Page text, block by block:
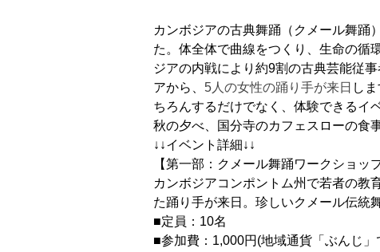
カンボジアの古典舞踊（クメール舞踊
た。体全体で曲線をつくり、生命の循
ジアの内戦により約9割の古典芸能従
アから、 5人の女性の踊り手が来日 し
ちろんするだけでなく、体験できるイ
秋の夕べ、国分寺のカフェスローの食
↓↓イベント詳細↓↓
【第一部：クメール舞踊ワークショ
カンボジアコンポントム州で若者の教
た踊り手が来日。珍しいクメール伝統
■定員：10名
■参加費：1,000円(地域通貨「ぶんじ」